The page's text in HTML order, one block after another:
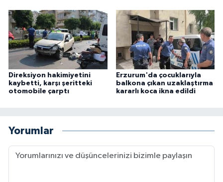
Direksiyon hakimiyetini
kaybetti, karşı şeritteki
otomobile çarptı
Erzurum'da çocuklarıyla
balkona çıkan uzaklaştırma
kararlı koca ikna edildi
Yorumlar